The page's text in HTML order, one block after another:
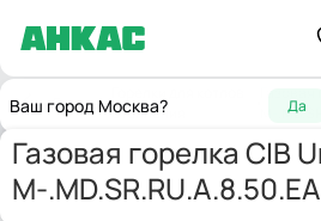
Ваш город Москва? Да
Главнаяотопления
M-
Газовая горелка CIB
M-.MD.SR.RU.A.8.50.EA